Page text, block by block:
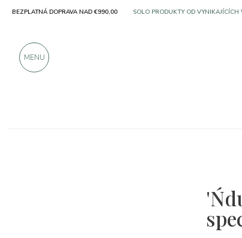
BEZPLATNÁ DOPRAVA NAD €990,00 SOLO PRODUKTY OD VYNIKAJÍCÍCH
MENU